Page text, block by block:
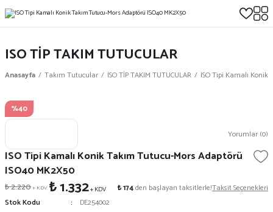
ISO TİP TAKIM TUTUCULAR
Anasayfa Takım Tutucular ISO TİP TAKIM TUTUCULAR ISO Tipi Kamalı Konik
%40
Yorumlar (0)
ISO Tipi Kamalı Konik Takım Tutucu-Mors Adaptörü
ISO40 MK2X50
₺ 2.220+ KDV ₺ 1.332+ KDV ₺ 174den başlayan taksitlerle!Taksit Seçenekleri
Stok Kodu
DE254002